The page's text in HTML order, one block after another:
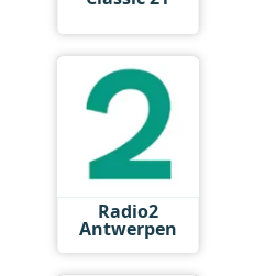
Radio2
Antwerpen